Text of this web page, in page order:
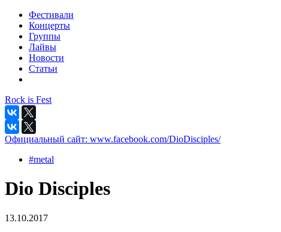
Фестивали
Концерты
Группы
Лайвы
Новости
Статьи
Rock is Fest
Официальный сайт: www.facebook.com/DioDisciples/
#metal
Dio Disciples
13.10.2017